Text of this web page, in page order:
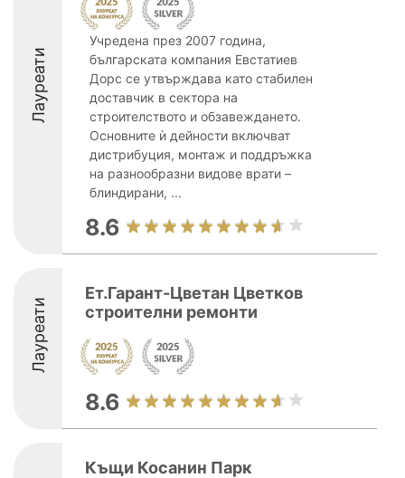
Лауреати
Учредена през 2007 година,
българската компания Евстатиев
Дорс се утвърждава като стабилен
доставчик в сектора на
строителството и обзавеждането.
Основните ѝ дейности включват
дистрибуция, монтаж и поддръжка
на разнообразни видове врати –
блиндирани, ...
8.6
Лауреати
Ет.Гарант-Цветан Цветков
строителни ремонти
8.6
Къщи Косанин Парк